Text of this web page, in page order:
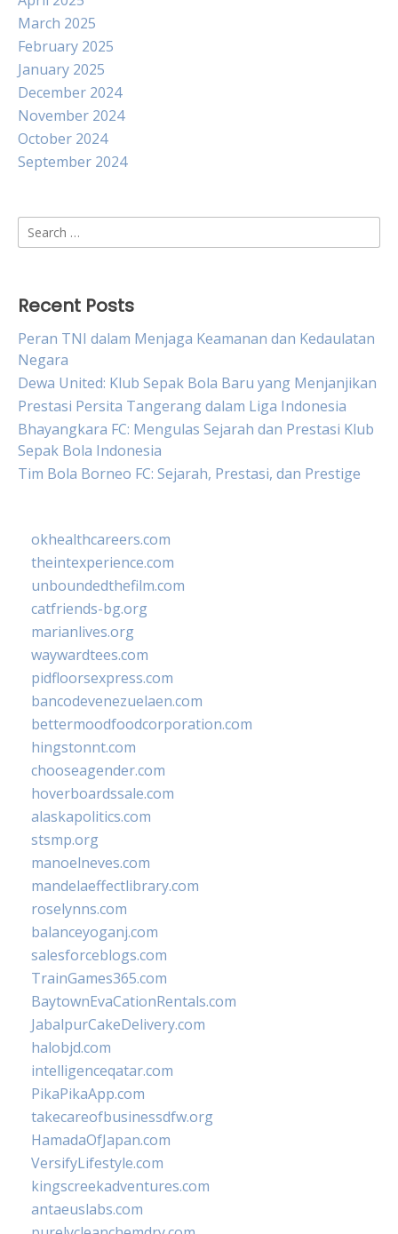
March 2025
February 2025
January 2025
December 2024
November 2024
October 2024
September 2024
Search
for:
Recent Posts
Peran TNI dalam Menjaga Keamanan dan Kedaulatan
Negara
Dewa United: Klub Sepak Bola Baru yang Menjanjikan
Prestasi Persita Tangerang dalam Liga Indonesia
Bhayangkara FC: Mengulas Sejarah dan Prestasi Klub
Sepak Bola Indonesia
Tim Bola Borneo FC: Sejarah, Prestasi, dan Prestige
okhealthcareers.com
theintexperience.com
unboundedthefilm.com
catfriends-bg.org
marianlives.org
waywardtees.com
pidfloorsexpress.com
bancodevenezuelaen.com
bettermoodfoodcorporation.com
hingstonnt.com
chooseagender.com
hoverboardssale.com
alaskapolitics.com
stsmp.org
manoelneves.com
mandelaeffectlibrary.com
roselynns.com
balanceyoganj.com
salesforceblogs.com
TrainGames365.com
BaytownEvaCationRentals.com
JabalpurCakeDelivery.com
halobjd.com
intelligenceqatar.com
PikaPikaApp.com
takecareofbusinessdfw.org
HamadaOfJapan.com
VersifyLifestyle.com
kingscreekadventures.com
antaeuslabs.com